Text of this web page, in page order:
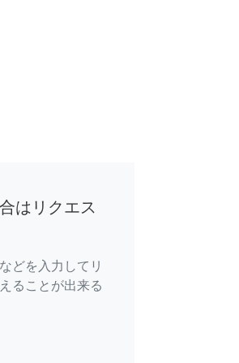
はリクエス
どを入力してリ
ることが出来る